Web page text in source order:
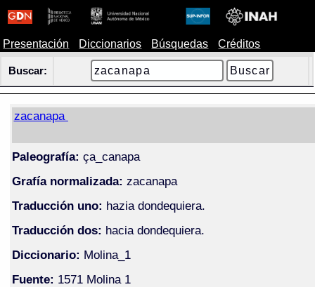
Presentación Diccionarios Búsquedas Créditos
Buscar:
zacanapa
Paleografía: ça_canapa
Grafía normalizada: zacanapa
Traducción uno: hazia dondequiera.
Traducción dos: hacia dondequiera.
Diccionario: Molina_1
Fuente: 1571 Molina 1